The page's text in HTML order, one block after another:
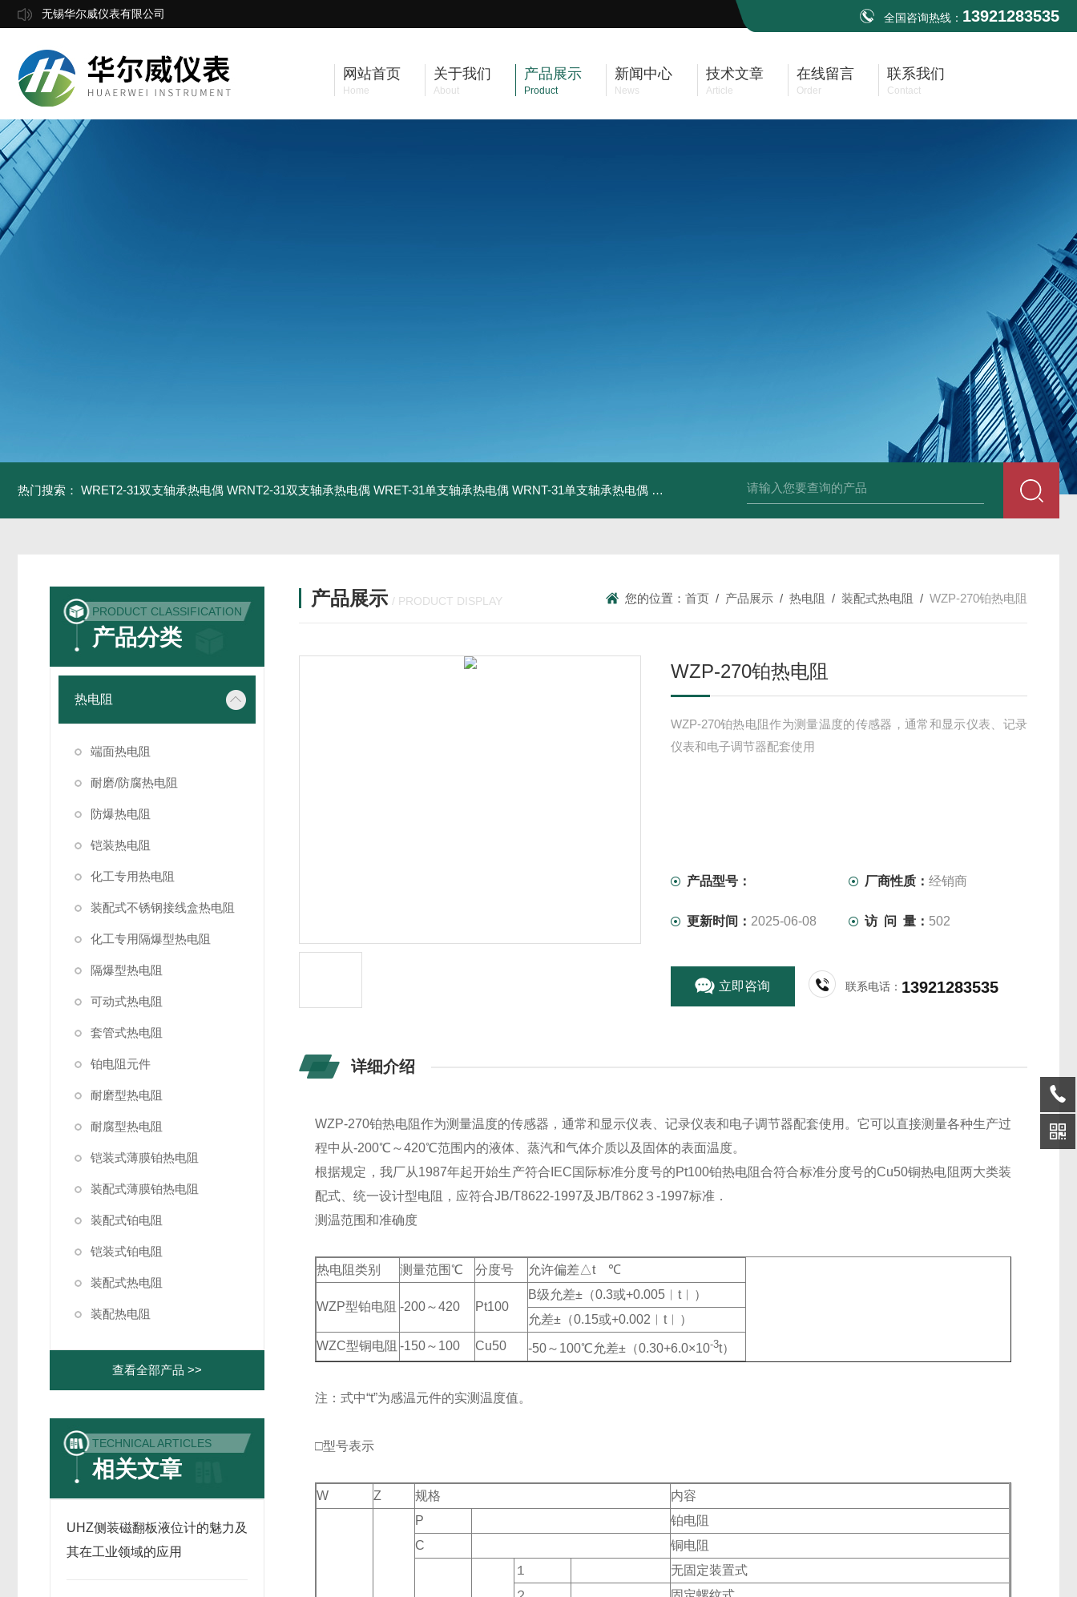
无锡华尔威仪表有限公司 全国咨询热线： 13921283535
网站首页
Home
关于我们
About
产品展示
Product
新闻中心
News
技术文章
Article
在线留言
Order
联系我们
Contact
热门搜索： WRET2-31双支轴承热电偶 WRNT2-31双支轴承热电偶 WRET-31单支轴承热电偶 WRNT-31单支轴承热电偶 WZP-731套管式热电阻 WZP2-731套管式热电阻 塑料液面计
PRODUCT CLASSIFICATION
产品分类
热电阻
端面热电阻
耐磨/防腐热电阻
防爆热电阻
铠装热电阻
化工专用热电阻
装配式不锈钢接线盒热电阻
化工专用隔爆型热电阻
隔爆型热电阻
可动式热电阻
套管式热电阻
铂电阻元件
耐磨型热电阻
耐腐型热电阻
铠装式薄膜铂热电阻
装配式薄膜铂热电阻
装配式铂电阻
铠装式铂电阻
装配式热电阻
装配热电阻
查看全部产品 >>
TECHNICAL ARTICLES
相关文章
UHZ侧装磁翻板液位计的魅力及
其在工业领域的应用
产品展示 / PRODUCT DISPLAY 您的位置： 首页 / 产品展示 / 热电阻 / 装配式热电阻 / WZP-270铂热电阻
WZP-270铂热电阻
WZP-270铂热电阻作为测量温度的传感器，通常和显示仪表、记录
仪表和电子调节器配套使用
产品型号： 厂商性质：经销商
更新时间： 2025-06-08 访 问 量： 502
立即咨询 联系电话： 13921283535
详细介绍
WZP-270铂热电阻作为测量温度的传感器，通常和显示仪表、记录仪表和电子调节器配套使用。它可以直接测量各种生产过
程中从-200℃～420℃范围内的液体、蒸汽和气体介质以及固体的表面温度。
根据规定，我厂从1987年起开始生产符合IEC国际标准分度号的Pt100铂热电阻合符合标准分度号的Cu50铜热电阻两大类装
配式、统一设计型电阻，应符合JB/T8622-1997及JB/T862３-1997标准．
测温范围和准确度
热电阻类别 测量范围℃ 分度号 允许偏差△t ℃
WZP型铂电阻 -200～420 Pt100
B级允差±（0.3或+0.005︱t︱）
允差±（0.15或+0.002︱t︱）
WZC型铜电阻 -150～100 Cu50 -50～100℃允差±（0.30+6.0×10-3t）
注：式中“t”为感温元件的实测温度值。
□型号表示
W Z 规格
内容
P
铂电阻
C
铜电阻
１
无固定装置式